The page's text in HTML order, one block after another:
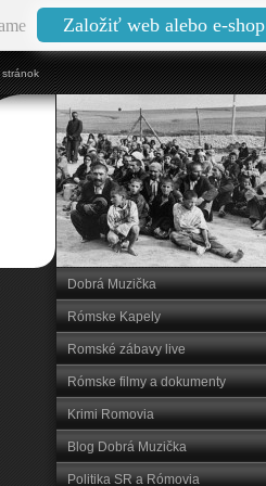
Založiť web alebo e-shop
Dobrá Muzička
Rómske Kapely
Romské zábavy live
Rómske filmy a dokumenty
Krimi Romovia
Blog Dobrá Muzička
Politika SR a Rómovia